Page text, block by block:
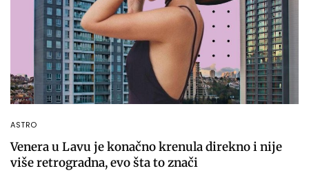
ASTRO
Venera u Lavu je konačno krenula direkno i nije
više retrogradna, evo šta to znači